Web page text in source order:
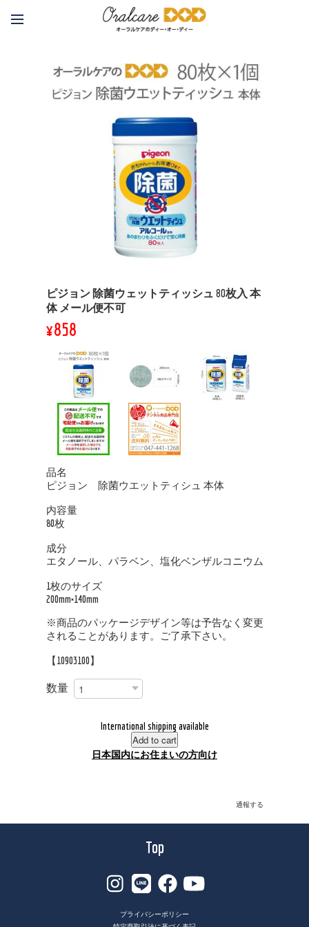
ピジョン 除菌ウェットティッシュ 80枚入 本
体 メール便不可
¥858
品名
ピジョン 除菌ウエットティシュ 本体
内容量
80枚
成分
エタノール、パラベン、塩化ベンザルコニウム
1枚のサイズ
200mm×140mm
※商品のパッケージデザイン等は予告なく変更
されることがあります。ご了承下さい。
【10903100】
数量
International shipping available
Add to cart
日本国内にお住まいの方向け
通報する
Top
プライバシーポリシー